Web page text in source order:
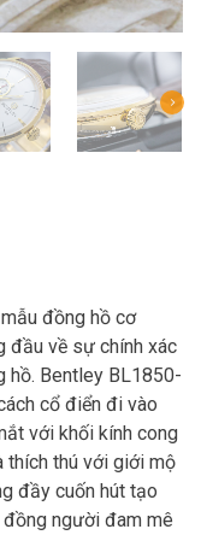
đồng hồ cơ
đầu về sự chính xác
hồ. Bentley BL1850-
cổ điển đi vào
với khối kính cong
thích thú với giới mộ
đầy cuốn hút tạo
người đam mê